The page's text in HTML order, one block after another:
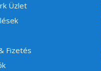
Üzlet
Fizetés